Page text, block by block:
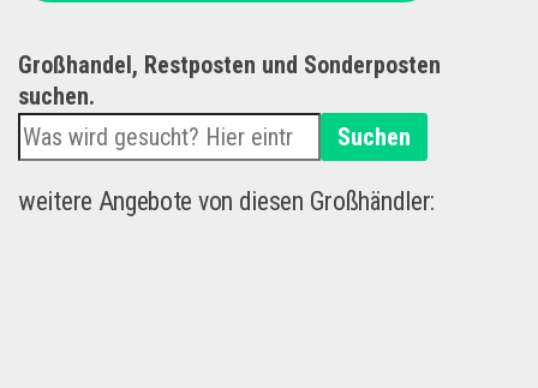
Großhandel, Restposten und Sonderposten
suchen.
Suchen
weitere Angebote von diesen Großhändler: